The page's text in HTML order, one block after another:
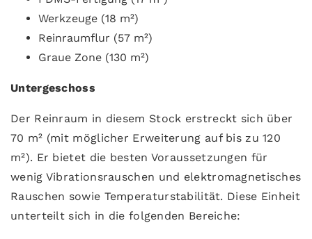
Werkzeuge (18 m²)
Reinraumflur (57 m²)
Graue Zone (130 m²)
Untergeschoss
Der Reinraum in diesem Stock erstreckt sich über
70 m² (mit möglicher Erweiterung auf bis zu 120
m²). Er bietet die besten Voraussetzungen für
wenig Vibrationsrauschen und elektromagnetisches
Rauschen sowie Temperaturstabilität. Diese Einheit
unterteilt sich in die folgenden Bereiche: